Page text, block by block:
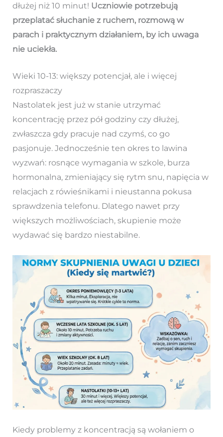
dłużej niż 10 minut! Uczniowie potrzebują
przeplatać słuchanie z ruchem, rozmową w
parach i praktycznym działaniem, by ich uwaga
nie uciekła.
Wieki 10-13: większy potencjał, ale i więcej
rozpraszaczy
Nastolatek jest już w stanie utrzymać
koncentrację przez pół godziny czy dłużej,
zwłaszcza gdy pracuje nad czymś, co go
pasjonuje. Jednocześnie ten okres to lawina
wyzwań: rosnące wymagania w szkole, burza
hormonalna, zmieniający się rytm snu, napięcia w
relacjach z rówieśnikami i nieustanna pokusa
sprawdzenia telefonu. Dlatego nawet przy
większych możliwościach, skupienie może
wydawać się bardzo niestabilne.
Kiedy problemy z koncentracją są wołaniem o